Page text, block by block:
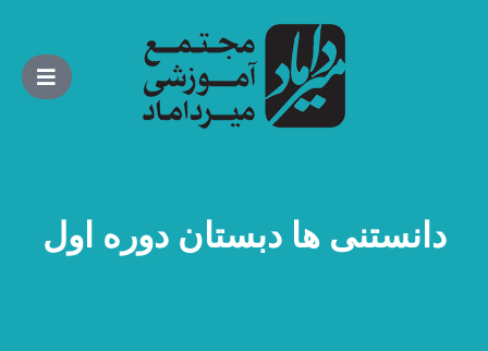
دانستنی ها دبستان دوره اول